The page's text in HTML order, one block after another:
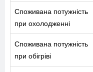
Споживана потужність
при охолодженні
Споживана потужність
при обігріві